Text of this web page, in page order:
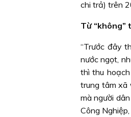
chi trả) trên
Từ “không”
“Trước đây
nước ngọt,
thì thu
trung tâm xã
mà người
Công